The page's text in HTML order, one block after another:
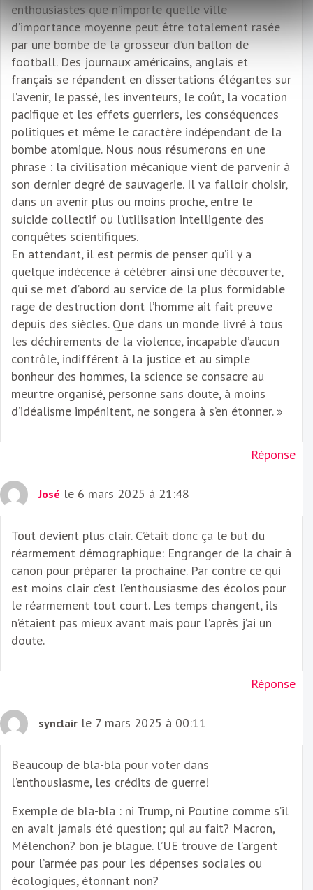
enthousiastes que n’importe quelle ville
d’importance moyenne peut être totalement rasée
par une bombe de la grosseur d’un ballon de
football. Des journaux américains, anglais et
français se répandent en dissertations élégantes sur
l’avenir, le passé, les inventeurs, le coût, la vocation
pacifique et les effets guerriers, les conséquences
politiques et même le caractère indépendant de la
bombe atomique. Nous nous résumerons en une
phrase : la civilisation mécanique vient de parvenir à
son dernier degré de sauvagerie. Il va falloir choisir,
dans un avenir plus ou moins proche, entre le
suicide collectif ou l’utilisation intelligente des
conquêtes scientifiques.
En attendant, il est permis de penser qu’il y a
quelque indécence à célébrer ainsi une découverte,
qui se met d’abord au service de la plus formidable
rage de destruction dont l’homme ait fait preuve
depuis des siècles. Que dans un monde livré à tous
les déchirements de la violence, incapable d’aucun
contrôle, indifférent à la justice et au simple
bonheur des hommes, la science se consacre au
meurtre organisé, personne sans doute, à moins
d’idéalisme impénitent, ne songera à s’en étonner. »
Réponse
José le 6 mars 2025 à 21:48
Tout devient plus clair. C’était donc ça le but du
réarmement démographique: Engranger de la chair à
canon pour préparer la prochaine. Par contre ce qui
est moins clair c’est l’enthousiasme des écolos pour
le réarmement tout court. Les temps changent, ils
n’étaient pas mieux avant mais pour l’après j’ai un
doute.
Réponse
synclair le 7 mars 2025 à 00:11
Beaucoup de bla-bla pour voter dans
l’enthousiasme, les crédits de guerre!
Exemple de bla-bla : ni Trump, ni Poutine comme s’il
en avait jamais été question; qui au fait? Macron,
Mélenchon? bon je blague. l’UE trouve de l’argent
pour l’armée pas pour les dépenses sociales ou
écologiques, étonnant non?